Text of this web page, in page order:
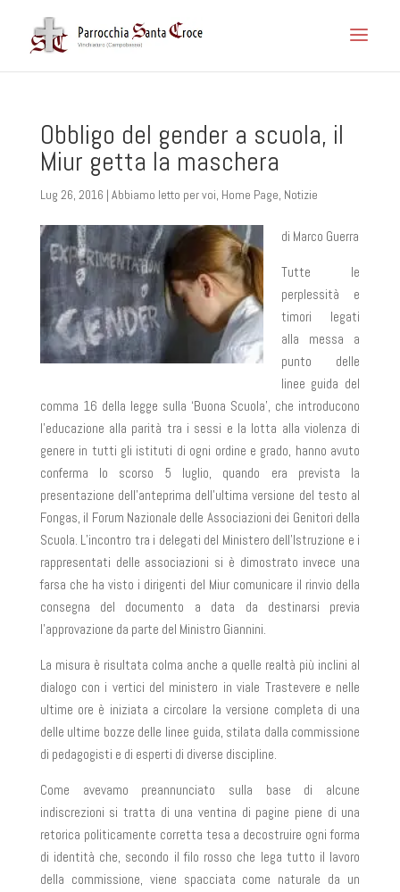
Obbligo del gender a scuola, il
Miur getta la maschera
Lug 26, 2016 | Abbiamo letto per voi, Home Page, Notizie
di Marco Guerra
Tutte le
perplessità e
timori legati
alla messa a
punto delle
linee guida del
comma 16 della legge sulla ‘Buona Scuola’, che introducono
l’educazione alla parità tra i sessi e la lotta alla violenza di
genere in tutti gli istituti di ogni ordine e grado, hanno avuto
conferma lo scorso 5 luglio, quando era prevista la
presentazione dell’anteprima dell’ultima versione del testo al
Fongas, il Forum Nazionale delle Associazioni dei Genitori della
Scuola. L’incontro tra i delegati del Ministero dell’Istruzione e i
rappresentati delle associazioni si è dimostrato invece una
farsa che ha visto i dirigenti del Miur comunicare il rinvio della
consegna del documento a data da destinarsi previa
l’approvazione da parte del Ministro Giannini.
La misura è risultata colma anche a quelle realtà più inclini al
dialogo con i vertici del ministero in viale Trastevere e nelle
ultime ore è iniziata a circolare la versione completa di una
delle ultime bozze delle linee guida, stilata dalla commissione
di pedagogisti e di esperti di diverse discipline.
Come avevamo preannunciato sulla base di alcune
indiscrezioni si tratta di una ventina di pagine piene di una
retorica politicamente corretta tesa a decostruire ogni forma
di identità che, secondo il filo rosso che lega tutto il lavoro
della commissione, viene spacciata come naturale da un